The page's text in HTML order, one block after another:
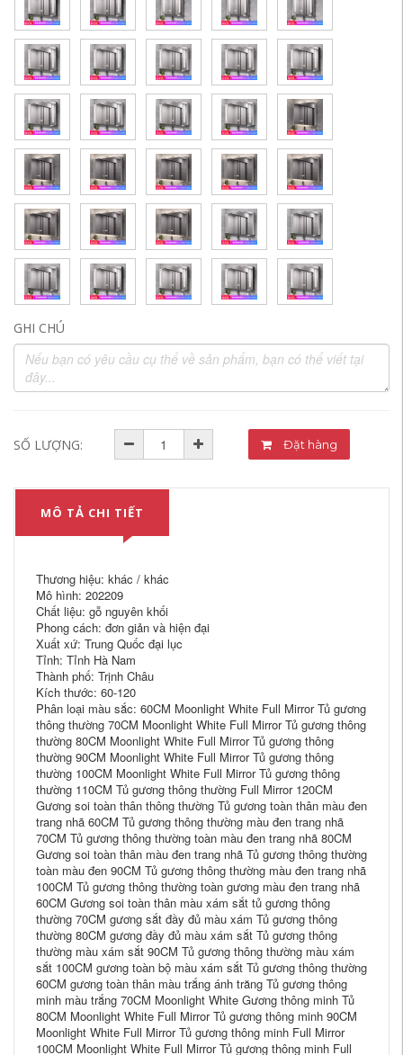
GHI CHÚ
SỐ LƯỢNG: Đặt hàng
MÔ TẢ CHI TIẾT
Thương hiệu: khác / khác
Mô hình: 202209
Chất liệu: gỗ nguyên khối
Phong cách: đơn giản và hiện đại
Xuất xứ: Trung Quốc đại lục
Tỉnh: Tỉnh Hà Nam
Thành phố: Trịnh Châu
Kích thước: 60-120
Phân loại màu sắc: 60CM Moonlight White Full Mirror Tủ gương
thông thường 70CM Moonlight White Full Mirror Tủ gương thông
thường 80CM Moonlight White Full Mirror Tủ gương thông
thường 90CM Moonlight White Full Mirror Tủ gương thông
thường 100CM Moonlight White Full Mirror Tủ gương thông
thường 110CM Tủ gương thông thường Full Mirror 120CM
Gương soi toàn thân thông thường Tủ gương toàn thân màu đen
trang nhã 60CM Tủ gương thông thường màu đen trang nhã
70CM Tủ gương thông thường toàn màu đen trang nhã 80CM
Gương soi toàn thân màu đen trang nhã Tủ gương thông thường
toàn màu đen 90CM Tủ gương thông thường màu đen trang nhã
100CM Tủ gương thông thường toàn gương màu đen trang nhã
60CM Gương soi toàn thân màu xám sắt tủ gương thông
thường 70CM gương sắt đầy đủ màu xám Tủ gương thông
thường 80CM gương đầy đủ màu xám sắt Tủ gương thông
thường màu xám sắt 90CM Tủ gương thông thường màu xám
sắt 100CM gương toàn bộ màu xám sắt Tủ gương thông thường
60CM gương toàn thân màu trắng ánh trăng Tủ gương thông
minh màu trắng 70CM Moonlight White Gương thông minh Tủ
80CM Moonlight White Full Mirror Tủ gương thông minh 90CM
Moonlight White Full Mirror Tủ gương thông minh Full Mirror
100CM Moonlight White Full Mirror Tủ gương thông minh Full